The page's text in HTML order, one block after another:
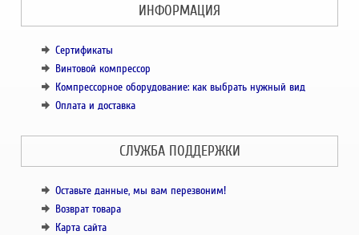
ИНФОРМАЦИЯ
Сертификаты
Винтовой компрессор
Компрессорное оборудование: как выбрать нужный вид
Оплата и доставка
СЛУЖБА ПОДДЕРЖКИ
Оставьте данные, мы вам перезвоним!
Возврат товара
Карта сайта